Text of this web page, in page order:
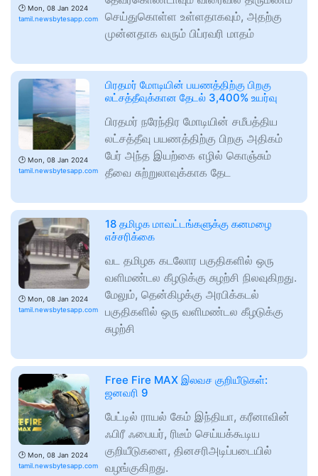
🕑 Mon, 08 Jan 2024
tamil.newsbytesapp.com
செய்துகொள்ள உள்ளதாகவும், அதற்கு
முன்னதாக வரும் பிப்ரவரி மாதம்
🕑 Mon, 08 Jan 2024
tamil.newsbytesapp.com
பிரதமர் மோடியின் பயணத்திற்கு பிறகு
லட்சத்தீவுக்கான தேடல் 3,400% உயர்வு
பிரதமர் நரேந்திர மோடியின் சமீபத்திய
லட்சத்தீவு பயணத்திற்கு பிறகு அதிகம்
பேர் அந்த இயற்கை எழில் கொஞ்சும்
தீவை சுற்றுலாவுக்காக தேட
🕑 Mon, 08 Jan 2024
tamil.newsbytesapp.com
18 தமிழக மாவட்டங்களுக்கு கனமழை
எச்சரிக்கை
வட தமிழக கடலோர பகுதிகளில் ஒரு
வளிமண்டல கீழடுக்கு சுழற்சி நிலவுகிறது.
மேலும், தென்கிழக்கு அரபிக்கடல்
பகுதிகளில் ஒரு வளிமண்டல கீழடுக்கு
சுழற்சி
🕑 Mon, 08 Jan 2024
tamil.newsbytesapp.com
Free Fire MAX இலவச குறியீடுகள்:
ஜனவரி 9
பேட்டில் ராயல் கேம் இந்தியா, கரீனாவின்
ஃபிரீ ஃபையர், ரிடீம் செய்யக்கூடிய
குறியீடுகளை, தினசரிஅடிப்படையில்
வழங்குகிறது.